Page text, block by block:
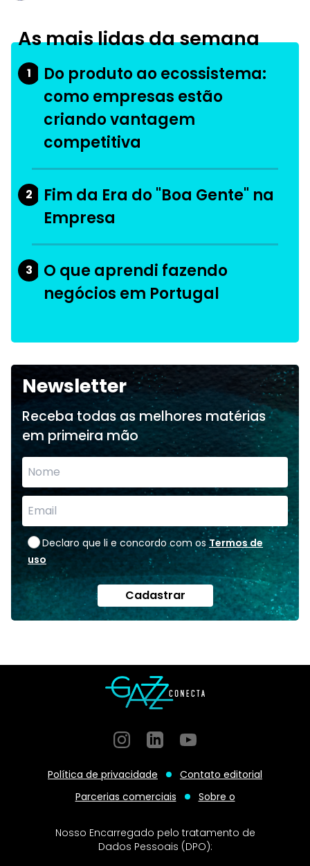
As mais lidas da semana
1
Do produto ao ecossistema:
como empresas estão
criando vantagem
competitiva
2
Fim da Era do "Boa Gente" na
Empresa
3
O que aprendi fazendo
negócios em Portugal
Newsletter
Receba todas as melhores matérias
em primeira mão
Declaro que li e concordo com os Termos de
uso
Cadastrar
InstagramGitHubGitHub
Política de privacidade
Contato editorial
Parcerias comerciais
Sobre o
Nosso Encarregado pelo tratamento de
Dados Pessoais (DPO):